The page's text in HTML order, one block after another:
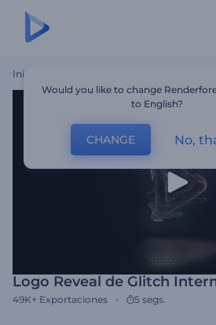
Inicio
Logo Reveal de Glitch
49K+ Exportaciones 5 segs.
Would you like to change
to English?
CHANGE No,